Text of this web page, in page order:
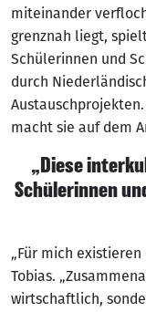
miteinander
grenznah liegt,
Schülerinnen und
durch
macht sie auf dem
„Diese
Schülerinnen
„Für mich
Tobias.
wirtschaftlich,